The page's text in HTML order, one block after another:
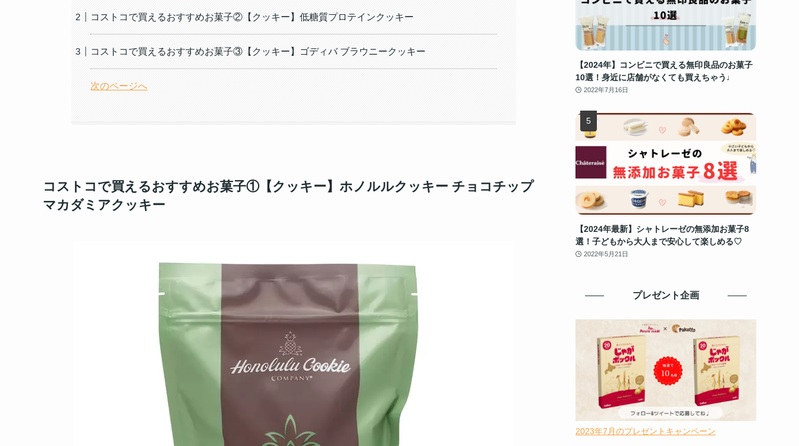
コストコで買えるおすすめお菓子②【クッキー】低糖質プロテインクッキー
コストコで買えるおすすめお菓子③【クッキー】ゴディバ ブラウニークッキー
次のページへ
コストコで買えるおすすめお菓子①【クッキー】ホノルルクッキー チョコチップ
マカダミアクッキー
【2024年】コンビニで買える無印良品のお菓子
10選！身近に店舗がなくても買えちゃう♩
2022年7月16日
【2024年最新】シャトレーゼの無添加お菓子8
選！子どもから大人まで安心して楽しめる♡
2022年5月21日
プレゼント企画
2023年7月のプレゼントキャンペーン